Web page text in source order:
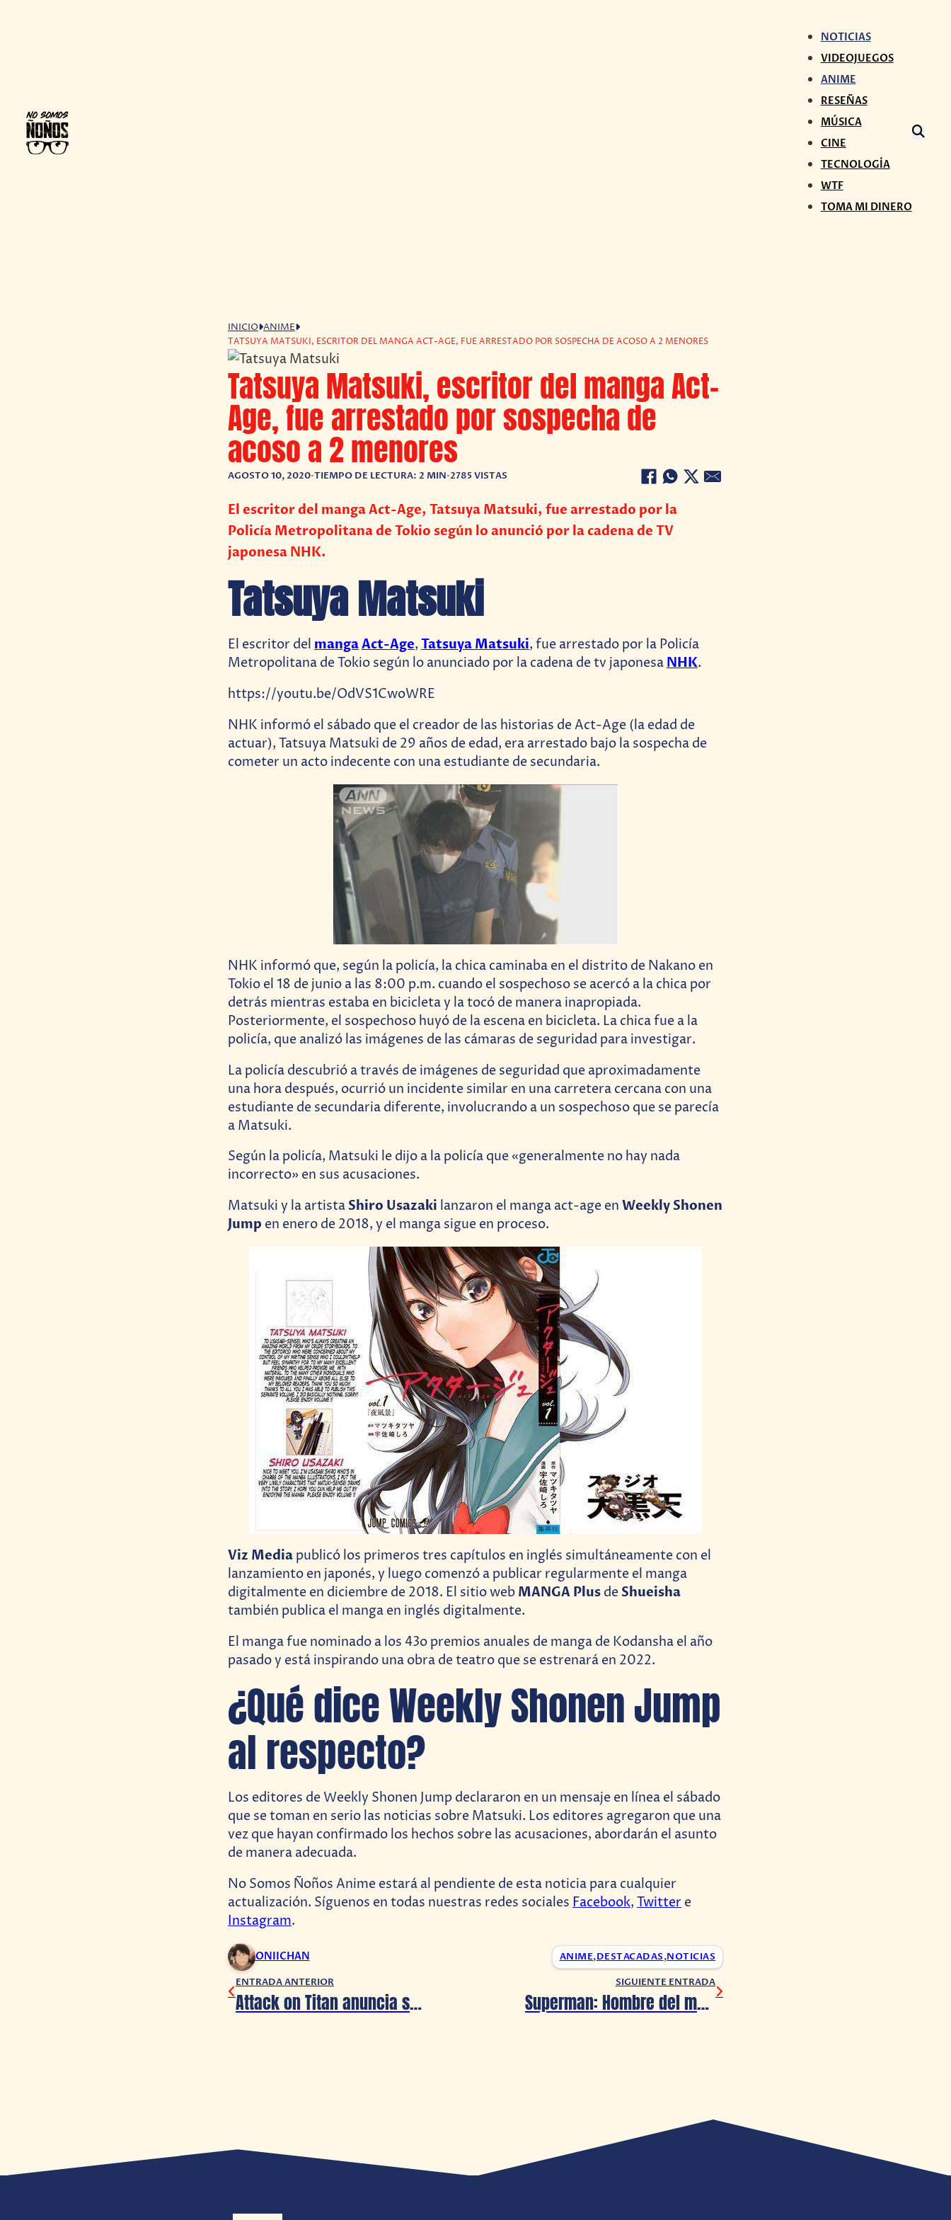
NOTICIAS
VIDEOJUEGOS
ANIME
RESEÑAS
MÚSICA
CINE
TECNOLOGÍA
WTF
TOMA MI DINERO
INICIO ANIME
TATSUYA MATSUKI, ESCRITOR DEL MANGA ACT-AGE, FUE ARRESTADO POR SOSPECHA DE ACOSO A 2 MENORES
Tatsuya Matsuki, escritor del manga Act-
Age, fue arrestado por sospecha de
acoso a 2 menores
AGOSTO 10, 2020•TIEMPO DE LECTURA: 2 MIN•2785 VISTAS
El escritor del manga Act-Age, Tatsuya Matsuki, fue arrestado por la
Policía Metropolitana de Tokio según lo anunció por la cadena de TV
japonesa NHK.
Tatsuya Matsuki
El escritor del mangaAct-Age, Tatsuya Matsuki, fue arrestado por la Policía
Metropolitana de Tokio según lo anunciado por la cadena de tv japonesa NHK.
https://youtu.be/OdVS1CwoWRE
NHK informó el sábado que el creador de las historias de Act-Age (la edad de
actuar), Tatsuya Matsuki de 29 años de edad, era arrestado bajo la sospecha de
cometer un acto indecente con una estudiante de secundaria.
NHK informó que, según la policía, la chica caminaba en el distrito de Nakano en
Tokio el 18 de junio a las 8:00 p.m. cuando el sospechoso se acercó a la chica por
detrás mientras estaba en bicicleta y la tocó de manera inapropiada.
Posteriormente, el sospechoso huyó de la escena en bicicleta. La chica fue a la
policía, que analizó las imágenes de las cámaras de seguridad para investigar.
La policía descubrió a través de imágenes de seguridad que aproximadamente
una hora después, ocurrió un incidente similar en una carretera cercana con una
estudiante de secundaria diferente, involucrando a un sospechoso que se parecía
a Matsuki.
Según la policía, Matsuki le dijo a la policía que «generalmente no hay nada
incorrecto» en sus acusaciones.
Matsuki y la artista Shiro Usazaki lanzaron el manga act-age en Weekly Shonen
Jump en enero de 2018, y el manga sigue en proceso.
Viz Media publicó los primeros tres capítulos en inglés simultáneamente con el
lanzamiento en japonés, y luego comenzó a publicar regularmente el manga
digitalmente en diciembre de 2018. El sitio web MANGA Plus de Shueisha
también publica el manga en inglés digitalmente.
El manga fue nominado a los 43o premios anuales de manga de Kodansha el año
pasado y está inspirando una obra de teatro que se estrenará en 2022.
¿Qué dice Weekly Shonen Jump
al respecto?
Los editores de Weekly Shonen Jump declararon en un mensaje en línea el sábado
que se toman en serio las noticias sobre Matsuki. Los editores agregaron que una
vez que hayan confirmado los hechos sobre las acusaciones, abordarán el asunto
de manera adecuada.
No Somos Ñoños Anime estará al pendiente de esta noticia para cualquier
actualización. Síguenos en todas nuestras redes sociales Facebook, Twitter e
Instagram.
ONIICHAN ANIME,DESTACADAS,NOTICIAS
ENTRADA ANTERIOR
Attack on Titan anuncia su primer libro infantil
SIGUIENTE ENTRADA
Superman: Hombre del mañana llega este 23 de agosto en formato digital